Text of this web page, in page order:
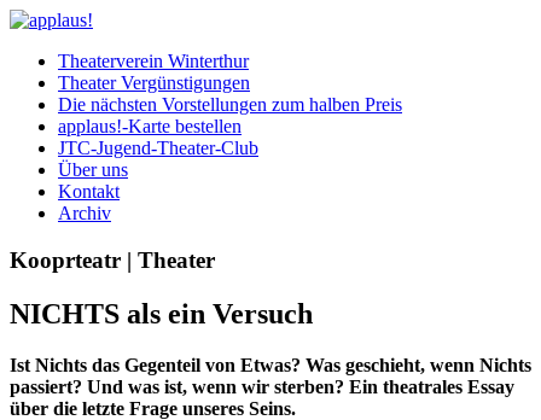
Theaterverein Winterthur
Theater Vergünstigungen
Die nächsten Vorstellungen zum halben Preis
applaus!-Karte bestellen
JTC-Jugend-Theater-Club
Über uns
Kontakt
Archiv
Kooprteatr | Theater
NICHTS als ein Versuch
Ist Nichts das Gegenteil von Etwas? Was geschieht, wenn Nichts
passiert? Und was ist, wenn wir sterben? Ein theatrales Essay
über die letzte Frage unseres Seins.